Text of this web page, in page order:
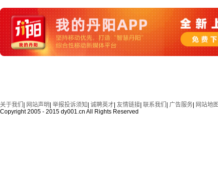
关于我们 网站声明 举报投诉须知 诚聘英才 友情链接 联系我们 广告服务 网站地
Copyright 2005 - 2015 dy001.cn All Rights Reserved